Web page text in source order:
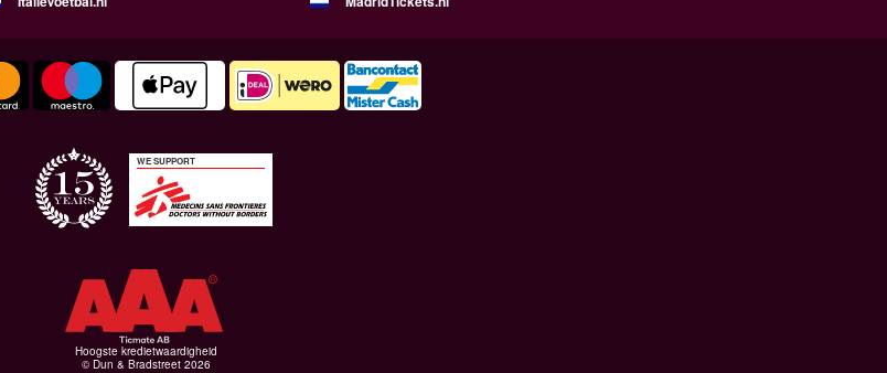
WE SUPPORT
Hoogste kredietwaardigheid
© Dun & Bradstreet 2026